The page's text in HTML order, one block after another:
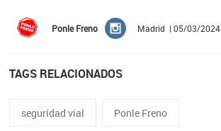
Ponle Freno Madrid | 05/03/2024
TAGS RELACIONADOS
seguridad vial Ponle Freno